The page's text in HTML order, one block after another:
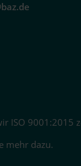
ISO 9001:2015
mehr dazu.